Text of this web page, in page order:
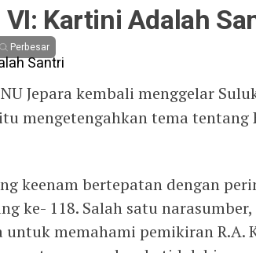
Kartini Adalah
Perbesar
NU Jepara kembali menggelar
mengetengahkan tema tentang
keenam bertepatan dengan
ke- 118. Salah satu
memahami pemikiran R.A.